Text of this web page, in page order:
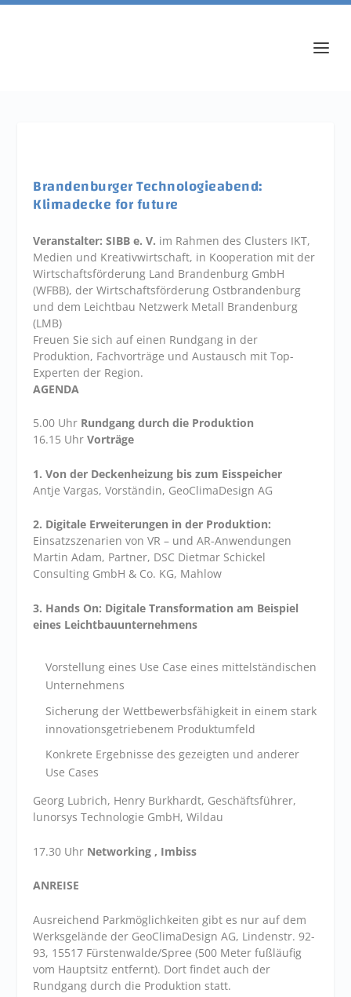
Brandenburger Technologieabend:
Klimadecke for future
Veranstalter: SIBB e. V. im Rahmen des Clusters IKT,
Medien und Kreativwirtschaft, in Kooperation mit der
Wirtschaftsförderung Land Brandenburg GmbH
(WFBB), der Wirtschaftsförderung Ostbrandenburg
und dem Leichtbau Netzwerk Metall Brandenburg
(LMB)
Freuen Sie sich auf einen Rundgang in der
Produktion, Fachvorträge und Austausch mit Top-
Experten der Region.
AGENDA
5.00 Uhr Rundgang durch die Produktion
16.15 UhrVorträge
1. Von der Deckenheizung bis zum Eisspeicher
Antje Vargas, Vorständin, GeoClimaDesign AG
2. Digitale Erweiterungen in der Produktion:
Einsatzszenarien von VR – und AR-Anwendungen
Martin Adam, Partner, DSC Dietmar Schickel
Consulting GmbH & Co. KG, Mahlow
3. Hands On: Digitale Transformation am Beispiel
eines Leichtbauunternehmens
Vorstellung eines Use Case eines mittelständischen
Unternehmens
Sicherung der Wettbewerbsfähigkeit in einem stark
innovationsgetriebenem Produktumfeld
Konkrete Ergebnisse des gezeigten und anderer
Use Cases
Georg Lubrich, Henry Burkhardt, Geschäftsführer,
lunorsys Technologie GmbH, Wildau
17.30 Uhr Networking , Imbiss
ANREISE
Ausreichend Parkmöglichkeiten gibt es nur auf dem
Werksgelände der GeoClimaDesign AG, Lindenstr. 92-
93, 15517 Fürstenwalde/Spree (500 Meter fußläufig
vom Hauptsitz entfernt). Dort findet auch der
Rundgang durch die Produktion statt.